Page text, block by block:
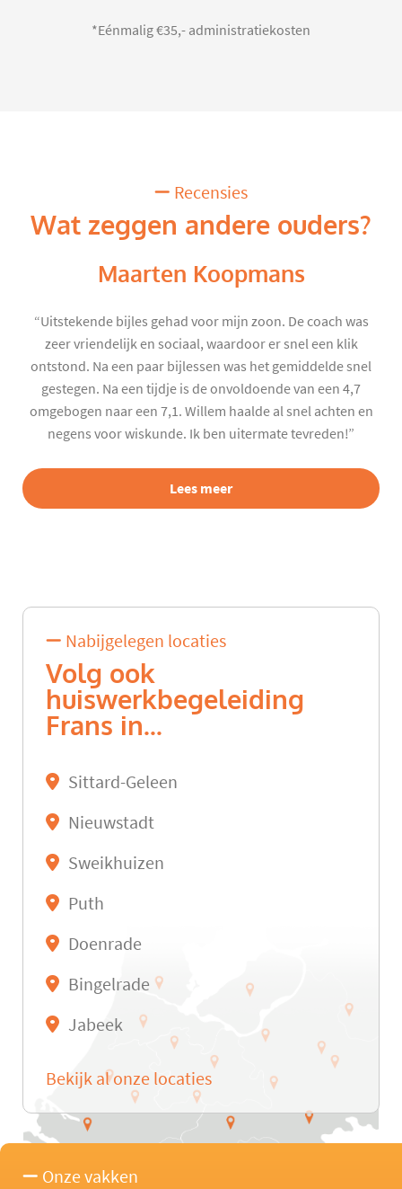
*Eénmalig €35,- administratiekosten
Recensies
Wat zeggen andere ouders?
Maarten Koopmans
“Uitstekende bijles gehad voor mijn zoon. De coach was
zeer vriendelijk en sociaal, waardoor er snel een klik
ontstond. Na een paar bijlessen was het gemiddelde snel
gestegen. Na een tijdje is de onvoldoende van een 4,7
omgebogen naar een 7,1. Willem haalde al snel achten en
negens voor wiskunde. Ik ben uitermate tevreden!”
Lees meer
Nabijgelegen locaties
Volg ook
huiswerkbegeleiding
Frans in...
Sittard-Geleen
Nieuwstadt
Sweikhuizen
Puth
Doenrade
Bingelrade
Jabeek
Bekijk al onze locaties
Onze vakken